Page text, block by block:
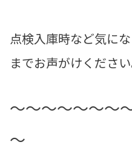
点検入庫時など気に
までお声がけください
～～～～～～～
～